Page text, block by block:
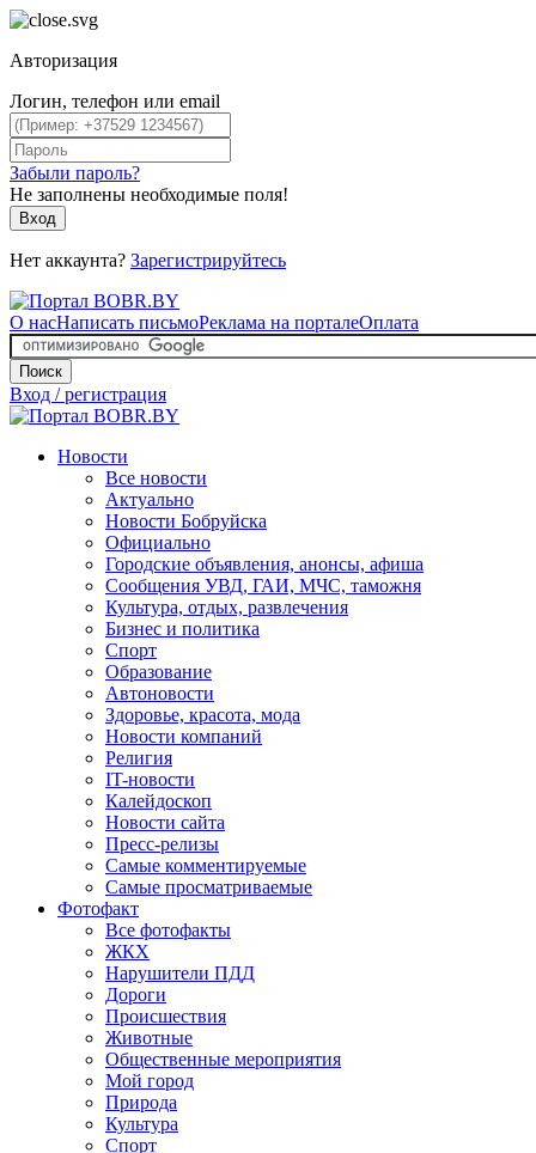
Авторизация
Логин, телефон или email
Забыли пароль?
Не заполнены необходимые поля!
Вход
Нет аккаунта? Зарегистрируйтесь
О насНаписать письмоРеклама на порталеОплата
Поиск
Вход / регистрация
Новости
Все новости
Актуально
Новости Бобруйска
Официально
Городские объявления, анонсы, афиша
Сообщения УВД, ГАИ, МЧС, таможня
Культура, отдых, развлечения
Бизнес и политика
Спорт
Образование
Автоновости
Здоровье, красота, мода
Новости компаний
Религия
IT-новости
Калейдоскоп
Новости сайта
Пресс-релизы
Самые комментируемые
Самые просматриваемые
Фотофакт
Все фотофакты
ЖКХ
Нарушители ПДД
Дороги
Происшествия
Животные
Общественные мероприятия
Мой город
Природа
Культура
Спорт